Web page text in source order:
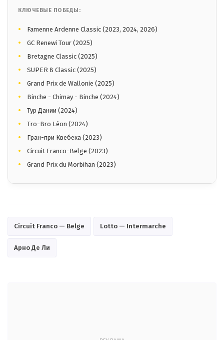
КЛЮЧЕВЫЕ ПОБЕДЫ:
Famenne Ardenne Classic (2023, 2024, 2026)
GC Renewi Tour (2025)
Bretagne Classic (2025)
SUPER 8 Classic (2025)
Grand Prix de Wallonie (2025)
Binche - Chimay - Binche (2024)
Тур Дании (2024)
Tro-Bro Léon (2024)
Гран-при Квебека (2023)
Circuit Franco-Belge (2023)
Grand Prix du Morbihan (2023)
Circuit Franco — Belge Lotto — Intermarche
Арно Де Ли